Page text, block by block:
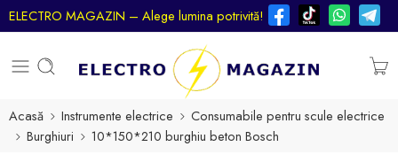
ELECTRO MAGAZIN – Alege lumina potrivită!
Acasă Instrumente electrice
Consumabile pentru scule electrice
Burghiuri
10*150*210 burghiu beton Bosch